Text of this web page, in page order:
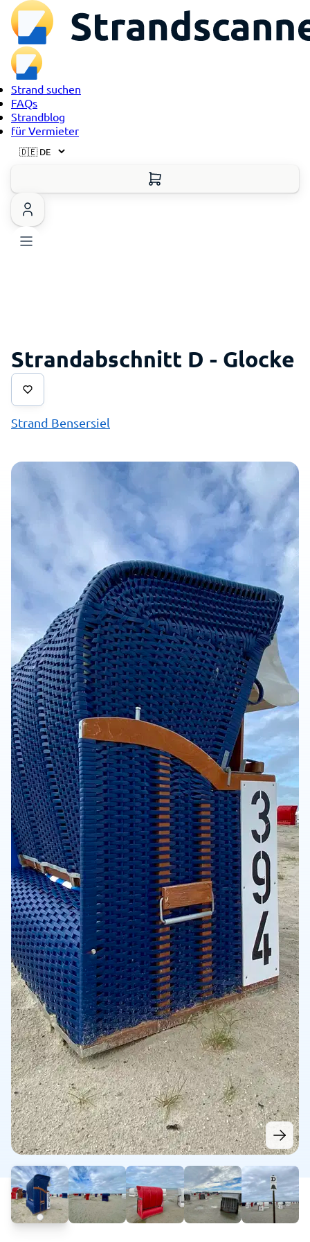
Strand suchen
FAQs
Strandblog
für Vermieter
Strandabschnitt D - Glocke
Strand Bensersiel